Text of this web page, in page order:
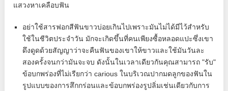
แสวงหาเคลือบฟัน
อย่าใช้สารฟอกสีฟันขาวบ่อยเกินไปเพราะมันไม่ได้มีไว้สำหรับ
ใช้ในชีวิตประจำวัน มักจะเกิดขึ้นที่คนเพียงซื้อหลอดแปะซึ่งเขา
ดึงดูดด้วยสัญญาว่าจะคืนฟันของเขาให้ขาวและใช้มันวันละ
สองครั้งจนกว่ามันจะจบ ดังนั้นในเวลาเดียวกันคุณสามารถ "รับ"
ข้อบกพร่องที่ไม่เรียกว่า carious ในบริเวณปากมดลูกของฟันใน
รูปแบบของการสึกกร่อนและข้อบกพร่องรูปลิ่มเช่นเดียวกับการ